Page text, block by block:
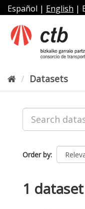
Skip
to
content
Español | English |
Datasets
Order by
1